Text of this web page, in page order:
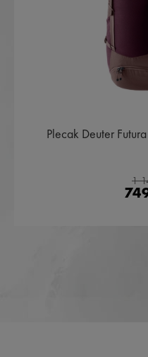
Plecak Deuter
1